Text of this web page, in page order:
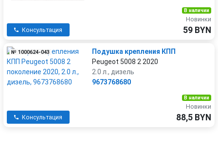
Консультация
В наличии
Новинки
59 BYN
№ 1000624-043
Подушка крепления КПП
Peugeot 5008 2 2020
2.0 л., дизель
9673768680
Консультация
В наличии
Новинки
88,5 BYN